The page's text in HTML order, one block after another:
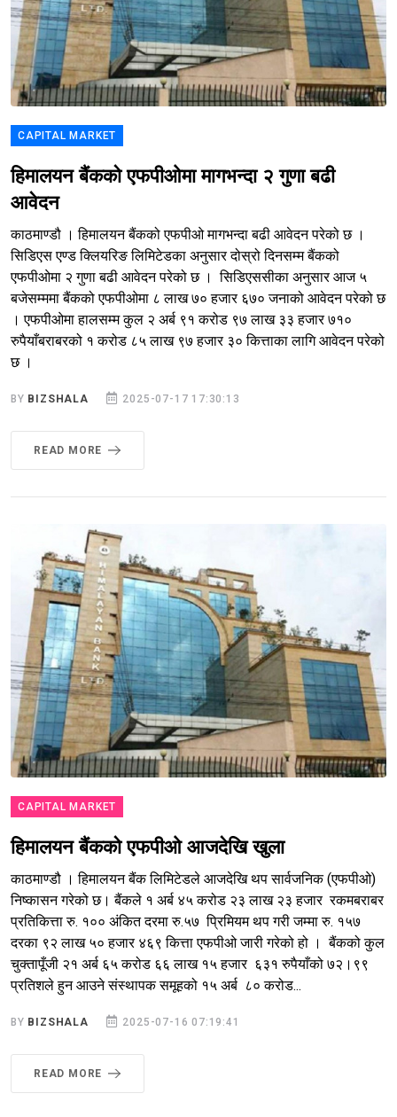
CAPITAL MARKET
हिमालयन बैंकको एफपीओमा मागभन्दा २ गुणा बढी
आवेदन
काठमाण्डौ । हिमालयन बैंकको एफपीओ मागभन्दा बढी आवेदन परेको छ ।
सिडिएस एण्ड क्लियरिङ लिमिटेडका अनुसार दोस्रो दिनसम्म बैंकको
एफपीओमा २ गुणा बढी आवेदन परेको छ । सिडिएससीका अनुसार आज ५
बजेसम्ममा बैंकको एफपीओमा ८ लाख ७० हजार ६७० जनाको आवेदन परेको छ
। एफपीओमा हालसम्म कुल २ अर्ब ९१ करोड ९७ लाख ३३ हजार ७१०
रुपैयाँबराबरको १ करोड ८५ लाख ९७ हजार ३० कित्ताका लागि आवेदन परेको
छ ।
BY BIZSHALA 2025-07-17 17:30:13
READ MORE
CAPITAL MARKET
हिमालयन बैंकको एफपीओ आजदेखि खुला
काठमाण्डौ । हिमालयन बैंक लिमिटेडले आजदेखि थप सार्वजनिक (एफपीओ)
निष्कासन गरेको छ। बैंकले १ अर्ब ४५ करोड २३ लाख २३ हजार रकमबराबर
प्रतिकित्ता रु. १०० अंकित दरमा रु.५७ प्रिमियम थप गरी जम्मा रु. १५७
दरका ९२ लाख ५० हजार ४६९ कित्ता एफपीओ जारी गरेको हो । बैंकको कुल
चुक्तापूँजी २१ अर्ब ६५ करोड ६६ लाख १५ हजार ६३१ रुपैयाँको ७२।९९
प्रतिशले हुन आउने संस्थापक समूहको १५ अर्ब ८० करोड...
BY BIZSHALA 2025-07-16 07:19:41
READ MORE